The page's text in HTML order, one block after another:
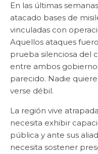
En las últimas
atacado bases de
vinculadas con
Aquellos ataques
prueba silenciosa del
entre ambos
parecido. Nadie
verse débil.
La región vive
necesita exhibir
pública y ante sus
necesita sostener